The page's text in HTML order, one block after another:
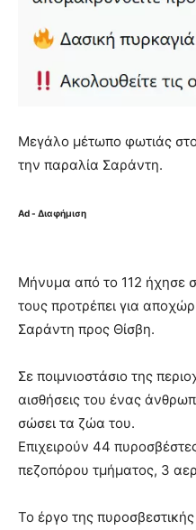
Μεγάλο μέτωπο φωτιάς
την παραλία Σαράντη.
Ad - Διαφήμιση
Μήνυμα από το 112 ήχησε
τους προτρέπει για
Σαράντη προς Θίσβη.
Σε ποιμνιοστάσιο της
αισθήσεις του ένας
σώσει τα ζώα του.
Επιχειρούν 44
πεζοπόρου τμήματος, 3
Το έργο της